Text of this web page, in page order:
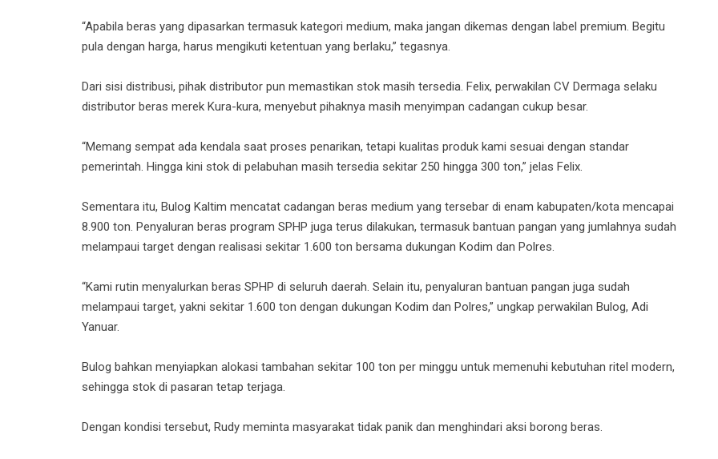
“Apabila beras yang dipasarkan termasuk kategori medium, maka jangan dikemas dengan label premium. Begitu
pula dengan harga, harus mengikuti ketentuan yang berlaku,” tegasnya.
Dari sisi distribusi, pihak distributor pun memastikan stok masih tersedia. Felix, perwakilan CV Dermaga selaku
distributor beras merek Kura-kura, menyebut pihaknya masih menyimpan cadangan cukup besar.
“Memang sempat ada kendala saat proses penarikan, tetapi kualitas produk kami sesuai dengan standar
pemerintah. Hingga kini stok di pelabuhan masih tersedia sekitar 250 hingga 300 ton,” jelas Felix.
Sementara itu, Bulog Kaltim mencatat cadangan beras medium yang tersebar di enam kabupaten/kota mencapai
8.900 ton. Penyaluran beras program SPHP juga terus dilakukan, termasuk bantuan pangan yang jumlahnya sudah
melampaui target dengan realisasi sekitar 1.600 ton bersama dukungan Kodim dan Polres.
“Kami rutin menyalurkan beras SPHP di seluruh daerah. Selain itu, penyaluran bantuan pangan juga sudah
melampaui target, yakni sekitar 1.600 ton dengan dukungan Kodim dan Polres,” ungkap perwakilan Bulog, Adi
Yanuar.
Bulog bahkan menyiapkan alokasi tambahan sekitar 100 ton per minggu untuk memenuhi kebutuhan ritel modern,
sehingga stok di pasaran tetap terjaga.
Dengan kondisi tersebut, Rudy meminta masyarakat tidak panik dan menghindari aksi borong beras.